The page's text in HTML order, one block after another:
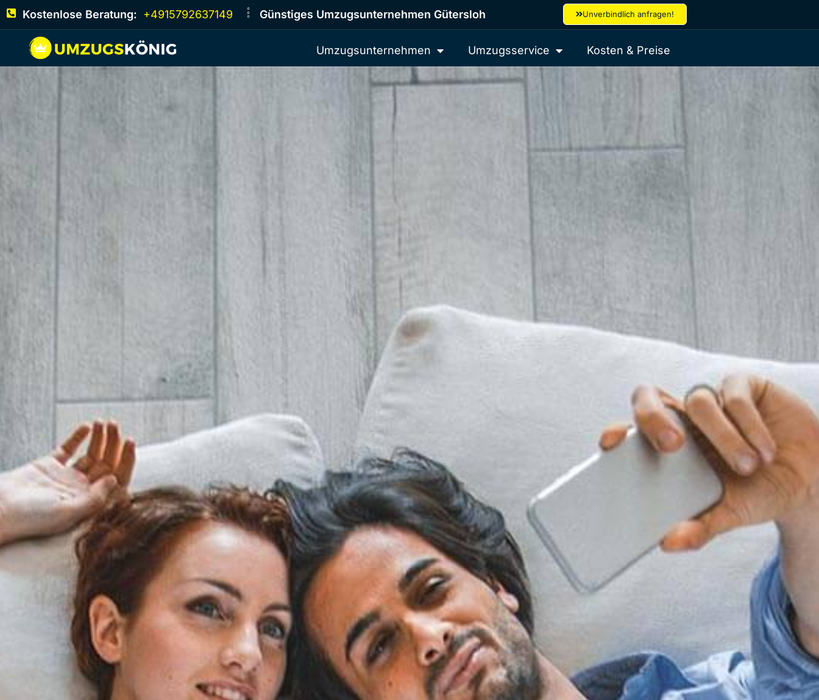
Kostenlose Beratung: +4915792637149 Günstiges Umzugsunternehmen Gütersloh Unverbindlich anfragen!
Umzugsunternehmen Umzugsservice Kosten & Preise